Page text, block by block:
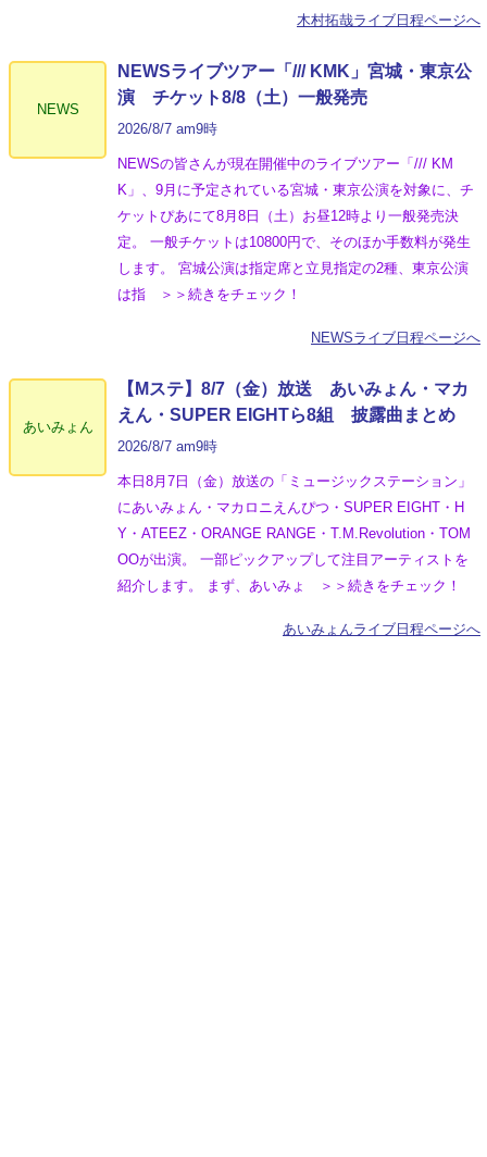
木村拓哉ライブ日程ページへ
NEWS
NEWSライブツアー「/// KMK」宮城・東京公
演 チケット8/8（土）一般発売
2026/8/7 am9時
NEWSの皆さんが現在開催中のライブツアー「/// KM
K」、9月に予定されている宮城・東京公演を対象に、チ
ケットぴあにて8月8日（土）お昼12時より一般発売決
定。 一般チケットは10800円で、そのほか手数料が発生
します。 宮城公演は指定席と立見指定の2種、東京公演
は指 ＞＞続きをチェック！
NEWSライブ日程ページへ
あいみょん
【Mステ】8/7（金）放送 あいみょん・マカ
えん・SUPER EIGHTら8組 披露曲まとめ
2026/8/7 am9時
本日8月7日（金）放送の「ミュージックステーション」
にあいみょん・マカロニえんぴつ・SUPER EIGHT・H
Y・ATEEZ・ORANGE RANGE・T.M.Revolution・TOM
OOが出演。 一部ピックアップして注目アーティストを
紹介します。 まず、あいみょ ＞＞続きをチェック！
あいみょんライブ日程ページへ